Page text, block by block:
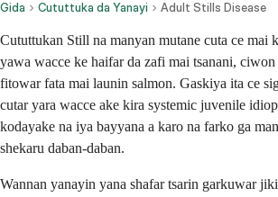
Gida Cututtuka da Yanayi Adult Stills Disease
Cututtukan Still na manyan mutane cuta ce mai
yawa wacce ke haifar da zafi mai tsanani,
fitowar fata mai launin salmon. Gaskiya ita ce
cutar yara wacce ake kira systemic juvenile
kodayake na iya bayyana a karo na farko ga
shekaru daban-daban.
Wannan yanayin yana shafar tsarin garkuwar